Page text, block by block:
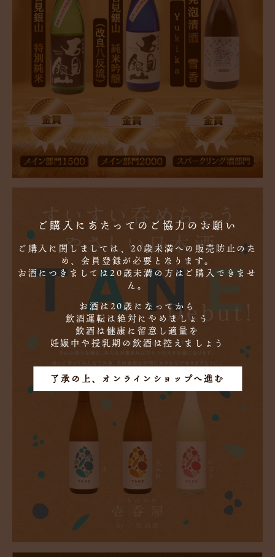
ご購入にあたってのご協力のお願い
ご購入に関しましては、20歳未満への販売防止のた
め、会員登録が必要となります。
お酒につきましては20歳未満の方はご購入できませ
ん。
お酒は20歳になってから
飲酒運転は絶対にやめましょう
飲酒は健康に留意し適量を
妊娠中や授乳期の飲酒は控えましょう
了承の上、オンラインショップへ進む